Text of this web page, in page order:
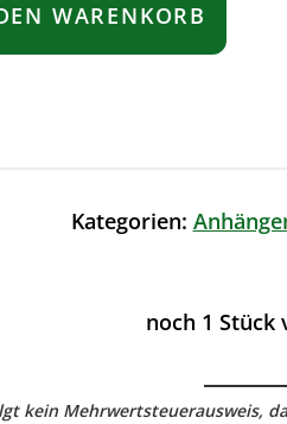
WARENKORB
Kategorien:
noch 1 Stück
kein Mehrwertsteuerausweis,